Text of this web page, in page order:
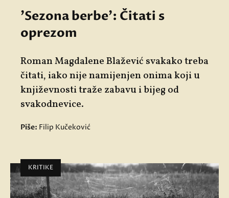
'Sezona berbe': Čitati s
oprezom
Roman Magdalene Blažević svakako treba
čitati, iako nije namijenjen onima koji u
književnosti traže zabavu i bijeg od
svakodnevice.
Piše: Filip Kučeković
KRITIKE